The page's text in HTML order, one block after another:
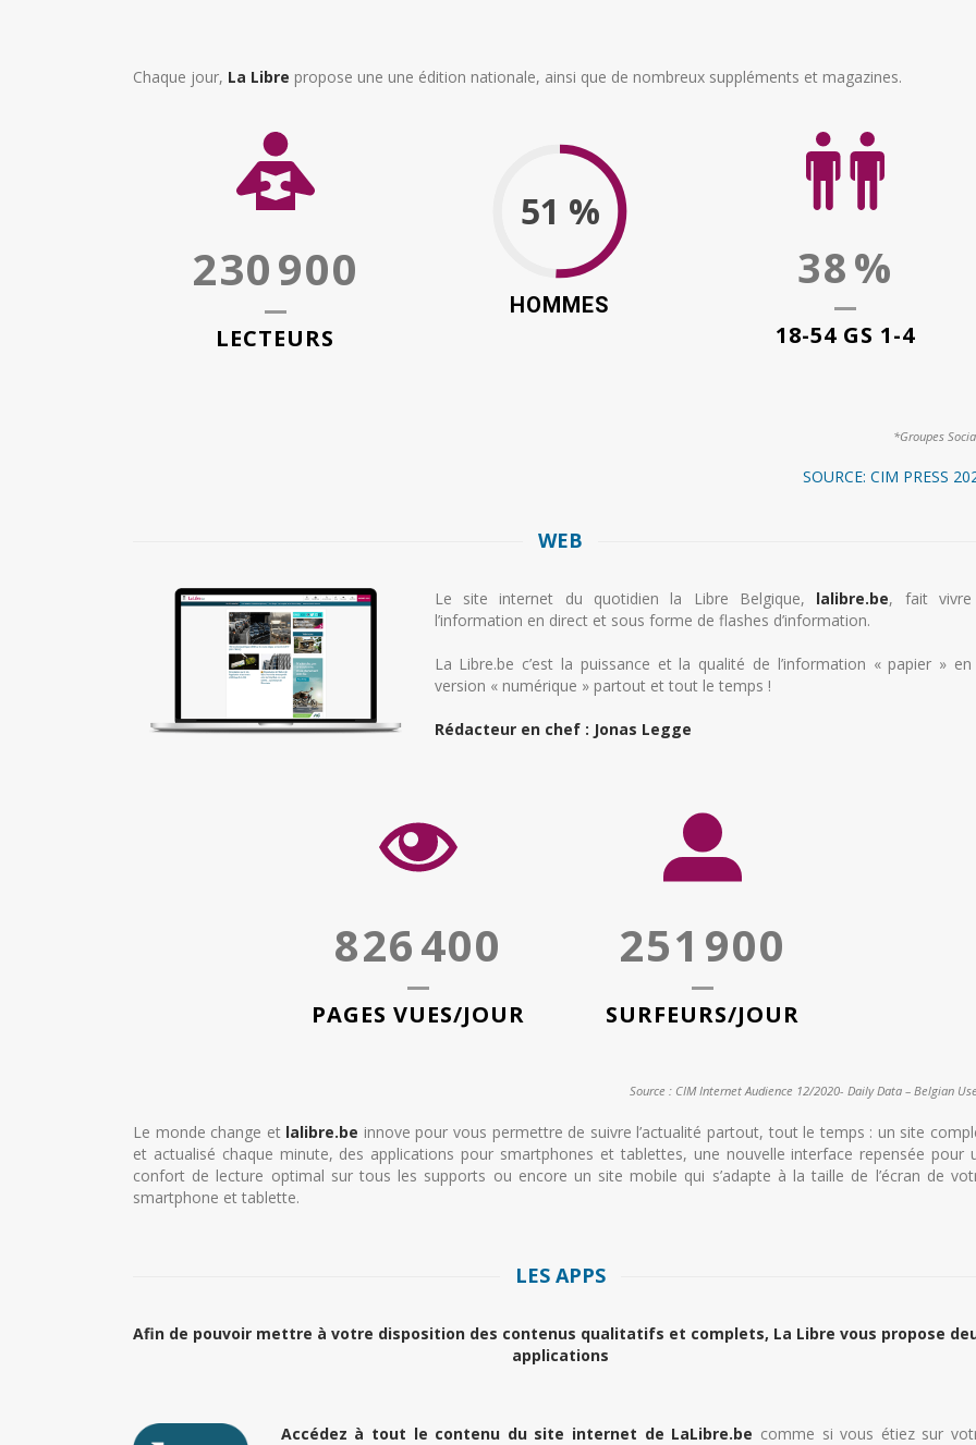
Chaque jour, La Libre propose une une édition nationale, ainsi que de nombreux suppléments et magazines.
230900
LECTEURS
51 %
HOMMES
38%
18-54 GS 1-4
*Groupes
SOURCE: CIM PRESS
WEB
Le site internet du quotidien la Libre Belgique, lalibre.be, fait vivre
l’information en direct et sous forme de flashes d’information.
La Libre.be c’est la puissance et la qualité de l’information « papier » en
version « numérique » partout et tout le temps !
Rédacteur en chef : Jonas Legge
826400
PAGES VUES/JOUR
251 900
SURFEURS/JOUR
Source : CIM Internet Audience 12/2020- Daily Data – Belgian
Le monde change et lalibre.be innove pour vous permettre de suivre l’actualité partout, tout le temps : un site
et actualisé chaque minute, des applications pour smartphones et tablettes, une nouvelle interface repensée pour
confort de lecture optimal sur tous les supports ou encore un site mobile qui s’adapte à la taille de l’écran de
smartphone et tablette.
LES APPS
Afin de pouvoir mettre à votre disposition des contenus qualitatifs et complets, La Libre vous propose
applications
Accédez à tout le contenu du site internet de LaLibre.be comme si vous étiez sur